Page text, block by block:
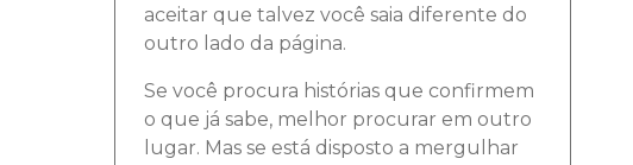
aceitar que talvez você saia diferente do
outro lado da página.
Se você procura histórias que confirmem
o que já sabe, melhor procurar em outro
lugar. Mas se está disposto a mergulhar